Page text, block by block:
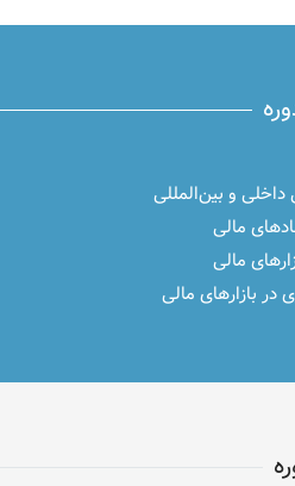
داخلی و بین‌المللی
مالی
مالی
در بازارهای مالی